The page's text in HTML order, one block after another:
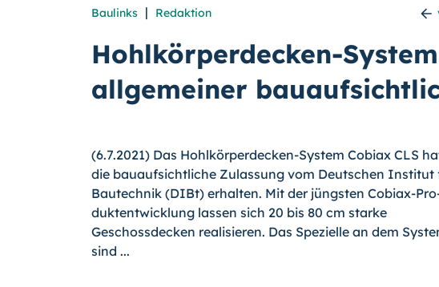
Baulinks | Redaktion
Hohlkörperdecken-
allgemeiner
(6.7.2021) Das Hohlkörperdecken-System Cobiax CLS
die bauaufsichtliche Zulassung vom Deutschen Institut
Bautechnik (DIBt) erhalten. Mit der jüngsten Cobiax-
dukt­ent­wick­lung lassen sich 20 bis 80 cm starke
Geschossdecken realisieren. Das Spezielle an dem
sind ...